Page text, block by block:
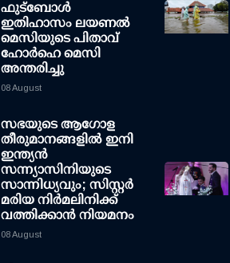
ഫുട്ബോൾ
ഇതിഹാസം ലയണൽ
മെസിയുടെ പിതാവ്
ഹോർഹെ മെസി
അന്തരിച്ചു
08 August
സഭയുടെ ആഗോള
തീരുമാനങ്ങളിൽ ഇനി
ഇന്ത്യൻ
സന്ന്യാസിനിയുടെ
സാന്നിധ്യവും; സിസ്റ്റർ
മരിയ നിർമലിനിക്ക്
വത്തിക്കാൻ നിയമനം
08 August